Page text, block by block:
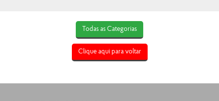
Todas as Categorias
Clique aqui para voltar